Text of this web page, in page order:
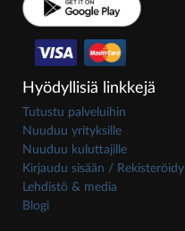
Hyödyllisiä linkkejä
Tutustu palveluihin
Nuuduu yrityksille
Nuuduu kuluttajille
Kirjaudu sisään / Rekisteröidy
Lehdistö & media
Blogi